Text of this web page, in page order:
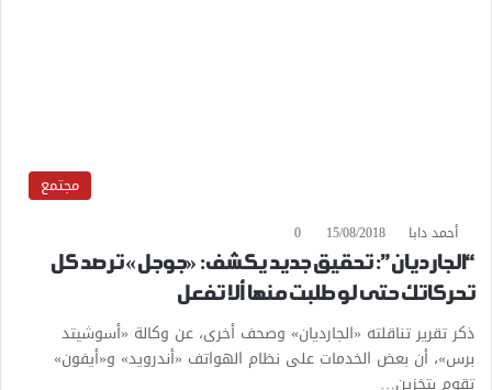
مجتمع
أحمد دابا 15/08/2018
0
“الجارديان”: تحقيق جديد يكشف: «جوجل» ترصد كل
تحركاتك حتى لو طلبت منها ألا تفعل
ذكر تقرير تناقلته «الجارديان» وصحف أخرى، عن وكالة «أسوشيتد
برس»، أن بعض الخدمات على نظام الهواتف «أندرويد» و«أيفون»
تقوم بتخزين…